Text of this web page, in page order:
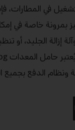
بمرونة خاصة في
إزالة الجليد، أو
ونظام الدفع بجميع